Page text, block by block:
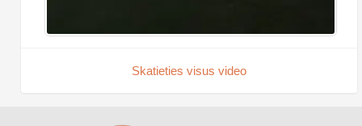
Skatieties visus video